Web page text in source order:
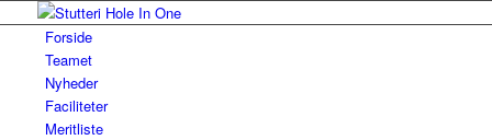
Forside
Teamet
Nyheder
Faciliteter
Meritliste